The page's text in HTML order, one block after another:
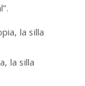
la silla